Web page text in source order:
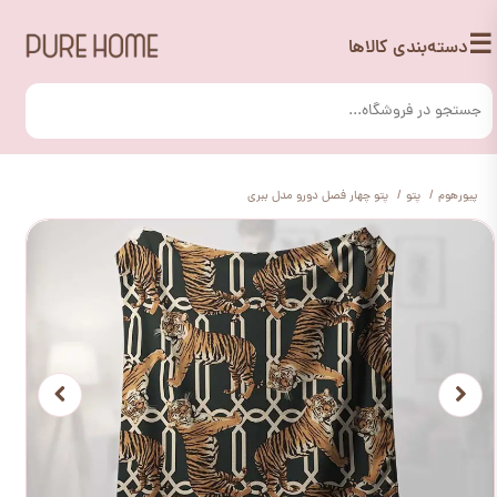
☰دسته‌بندی کالاها
پیورهوم پتو پتو چهار فصل دورو مدل ببری